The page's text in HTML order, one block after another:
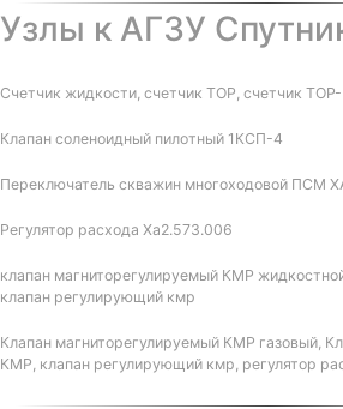
Узлы к АГЗУ
Счетчик жидкости, счетчик ТОР, счетчик
Клапан соленоидный пилотный 1КСП-4
Переключатель скважин многоходовой ПСМ
Регулятор расхода Ха2.573.006
клапан магниторегулируемый КМР
клапан регулирующий кмр
Клапан магниторегулируемый КМР газовый,
КМР, клапан регулирующий кмр, регулятор